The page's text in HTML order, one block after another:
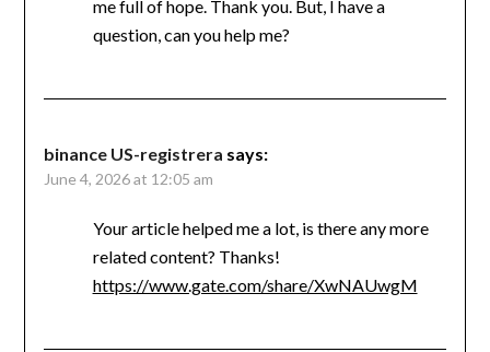
me full of hope. Thank you. But, I have a
question, can you help me?
binance US-registrera says:
June 4, 2026 at 12:05 am
Your article helped me a lot, is there any more
related content? Thanks!
https://www.gate.com/share/XwNAUwgM